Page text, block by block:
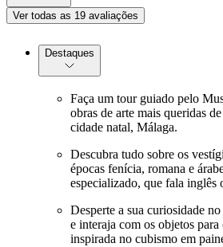
Ver todas as 19 avaliações
Destaques
Faça um tour guiado pelo
obras de arte mais queridas
cidade natal, Málaga.
Descubra tudo sobre os
épocas fenícia, romana e
especializado, que fala inglês
Desperte a sua curiosidade
e interaja com os objetos
inspirada no cubismo em